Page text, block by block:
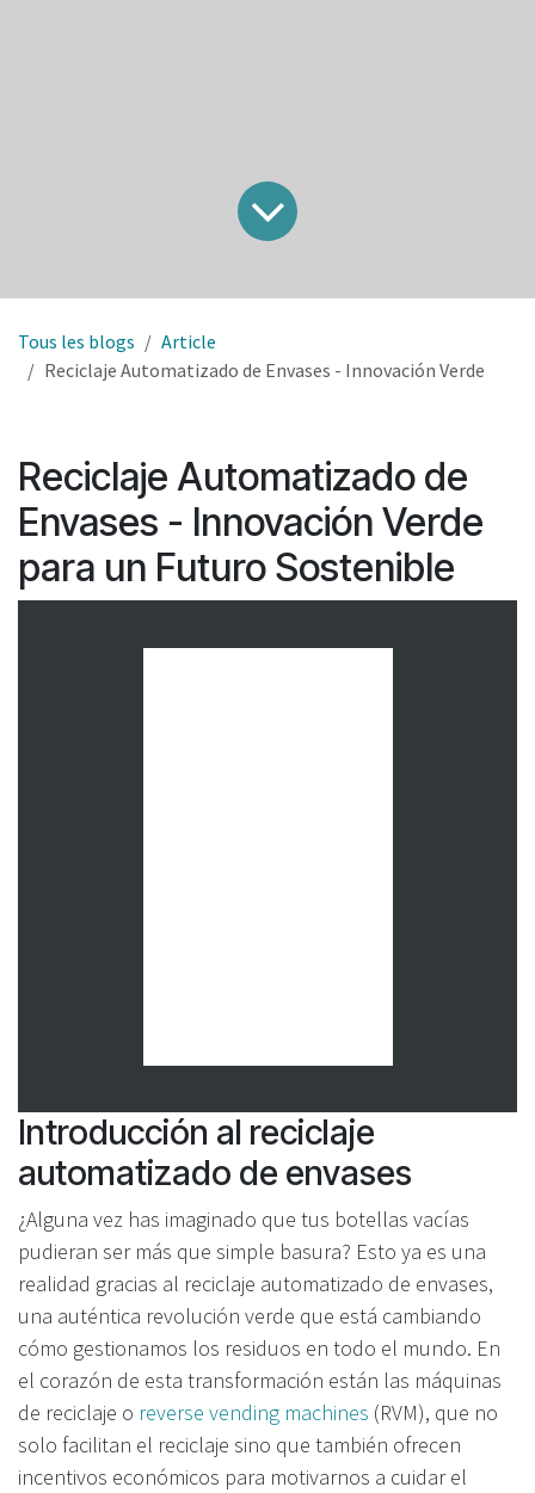
Tous les blogs
Article
Reciclaje Automatizado de Envases - Innovación Verde
Reciclaje Automatizado de
Envases - Innovación Verde
para un Futuro Sostenible
Introducción al reciclaje
automatizado de envases
¿Alguna vez has imaginado que tus botellas vacías
pudieran ser más que simple basura? Esto ya es una
realidad gracias al reciclaje automatizado de envases,
una auténtica revolución verde que está cambiando
cómo gestionamos los residuos en todo el mundo. En
el corazón de esta transformación están las máquinas
de reciclaje o reverse vending machines (RVM), que no
solo facilitan el reciclaje sino que también ofrecen
incentivos económicos para motivarnos a cuidar el